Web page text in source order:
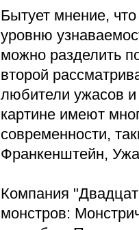
Бытует мнение,
уровню
можно разделить
второй
любители ужасов и
картине имеют
современности,
Франкенштейн,
Компания
монстров: